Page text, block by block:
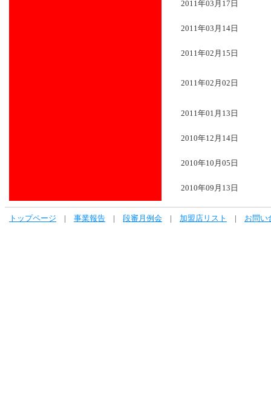
2011年03月17日
2011年03月14日
2011年02月15日
2011年02月02日
2011年01月13日
2010年12月14日
2010年10月05日
2010年09月13日
トップページ 事業報告 段審月例会 加盟店リスト お問い